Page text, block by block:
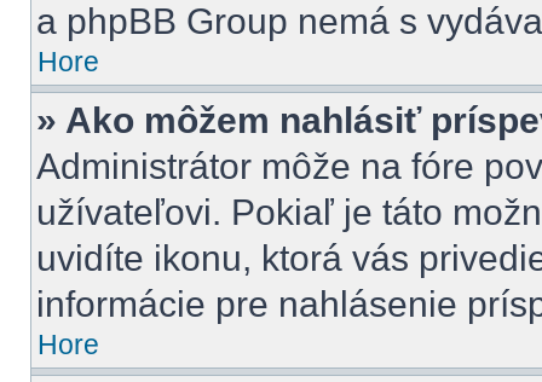
a phpBB Group nemá s
Hore
» Ako môžem nahlásiť
Administrátor môže na fóre
užívateľovi. Pokiaľ je táto
uvidíte ikonu, ktorá vás
informácie pre nahlásenie
Hore